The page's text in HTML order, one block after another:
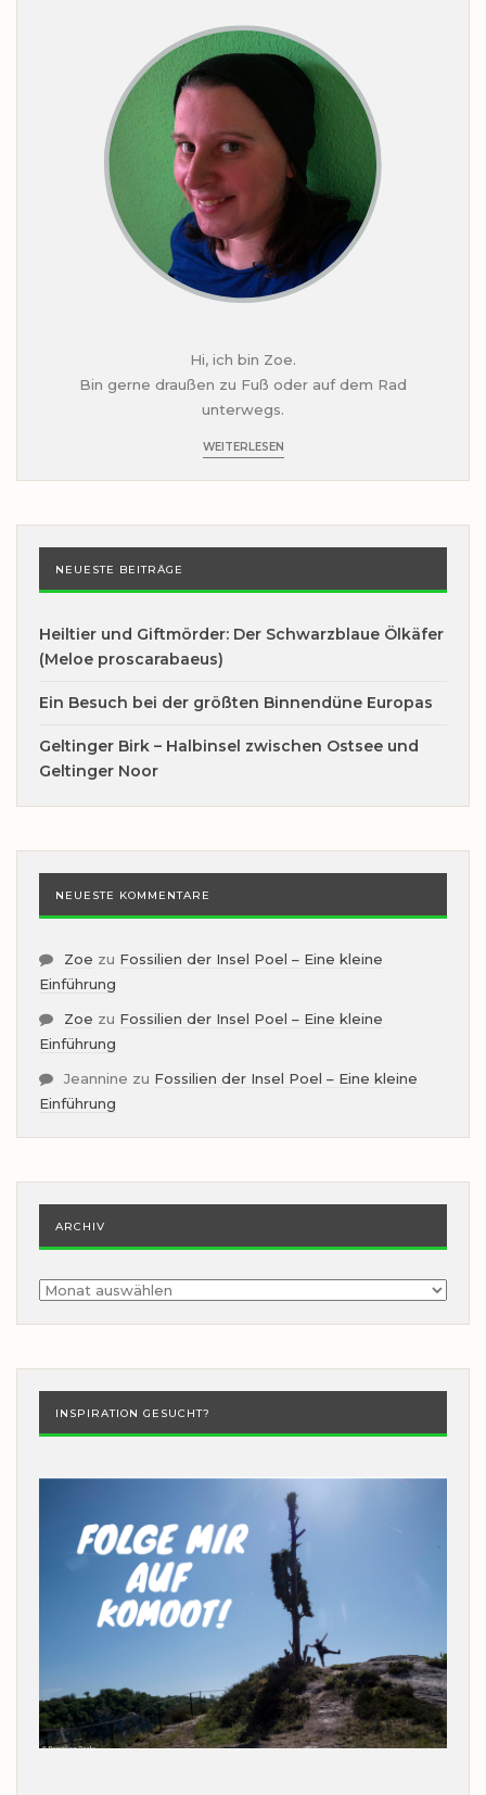
Hi, ich bin Zoe.
Bin gerne draußen zu Fuß oder auf dem Rad
unterwegs.
WEITERLESEN
NEUESTE BEITRÄGE
Heiltier und Giftmörder: Der Schwarzblaue Ölkäfer
(Meloe proscarabaeus)
Ein Besuch bei der größten Binnendüne Europas
Geltinger Birk – Halbinsel zwischen Ostsee und
Geltinger Noor
NEUESTE KOMMENTARE
Zoe zu Fossilien der Insel Poel – Eine kleine
Einführung
Zoe zu Fossilien der Insel Poel – Eine kleine
Einführung
Jeannine zu Fossilien der Insel Poel – Eine kleine
Einführung
ARCHIV
Archiv
INSPIRATION GESUCHT?